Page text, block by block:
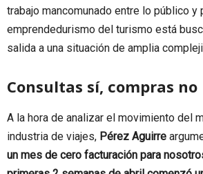
trabajo mancomunado entre lo público y
emprendedurismo del turismo está
salida a una situación de amplia
Consultas sí, compras no
A la hora de analizar el movimiento del
industria de viajes, Pérez Aguirre
un mes de cero facturación para